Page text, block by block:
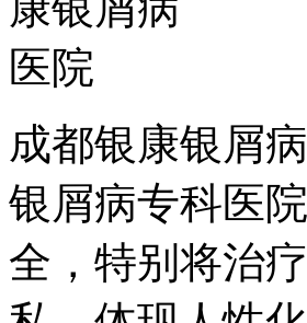
成都银康银屑
银屑病专科医
全，特别将治